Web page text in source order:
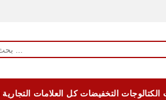
كل العلامات التجارية التخفيضات الكتالوجات